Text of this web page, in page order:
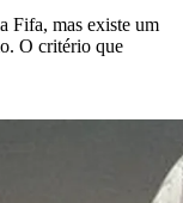
Fifa, mas existe um
O critério que